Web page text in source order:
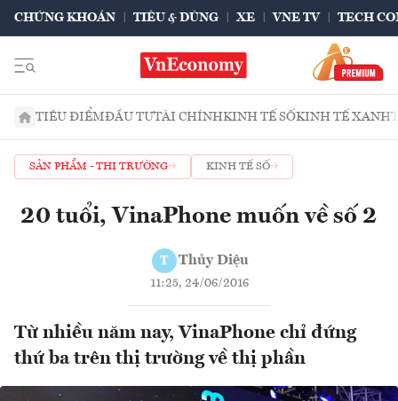
CHỨNG KHOÁN TIÊU & DÙNG XE VNE TV TECH
TIÊU ĐIỂMĐẦU TƯTÀI CHÍNHKINH TẾ SỐKINH TẾ XANH
SẢN PHẨM - THỊ TRƯỜNG KINH TẾ SỐ
20 tuổi, VinaPhone muốn về số 2
T Thủy Diệu
11:25, 24/06/2016
Từ nhiều năm nay, VinaPhone chỉ đứng
thứ ba trên thị trường về thị phần